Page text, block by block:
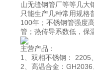
山无缝钢管厂等等几大
只能生产几种常用规格
100年；不锈钢管强度
管；热传导系数低，保
主营产品：
1、双相不锈钢：
2、高温合金：